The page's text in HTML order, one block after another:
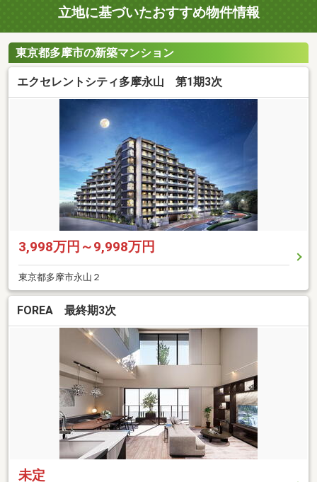
立地に基づいたおすすめ物件情報
東京都多摩市の新築マンション
エクセレントシティ多摩永山 第1期3次
3,998万円～9,998万円
東京都多摩市永山２
FOREA 最終期3次
未定